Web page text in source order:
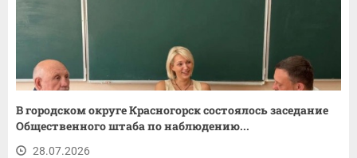
В городском округе Красногорск состоялось заседание
Общественного штаба по наблюдению...
28.07.2026